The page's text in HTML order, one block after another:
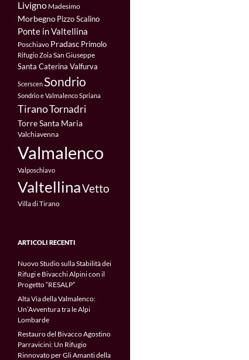
Livigno Madesimo
MorbegnoPizzo Scalino
Ponte in Valtellina
Poschiavo Pradasc Primolo
Rifugio Zoia San Giuseppe
Santa Caterina Valfurva
ScerscenSondrio
Sondrio e ValmalencoSpriana
TiranoTornadri
Torre Santa Maria
Valchiavenna
Valmalenco
Valposchiavo
ValtellinaVetto
Villa di Tirano
ARTICOLI RECENTI
Nuovo Studio sulla Stabilità dei
Rifugi e Bivacchi Alpini con il
Progetto “RESALP”
Alta Via della Valmalenco:
Un’Avventura tra le Alpi
Lombarde
Restauro del Bivacco Agostino
Parravicini: Un Rifugio
Rinnovato per Gli Amanti della